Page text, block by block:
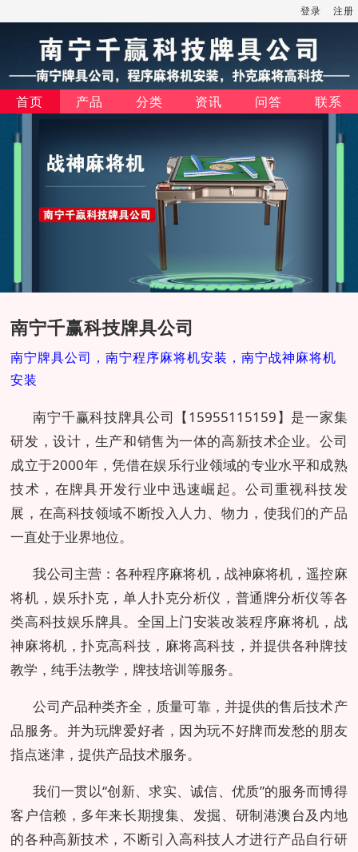
登录 注册
首页 产品 分类 资讯 问答 联系
南宁千赢科技牌具公司
南宁牌具公司，南宁程序麻将机安装，南宁战神麻将机
安装
南宁千赢科技牌具公司【15955115159】是一家集
研发，设计，生产和销售为一体的高新技术企业。公司
成立于2000年，凭借在娱乐行业领域的专业水平和成熟
技术，在牌具开发行业中迅速崛起。公司重视科技发
展，在高科技领域不断投入人力、物力，使我们的产品
一直处于业界地位。
我公司主营：各种程序麻将机，战神麻将机，遥控麻
将机，娱乐扑克，单人扑克分析仪，普通牌分析仪等各
类高科技娱乐牌具。全国上门安装改装程序麻将机，战
神麻将机，扑克高科技，麻将高科技，并提供各种牌技
教学，纯手法教学，牌技培训等服务。
公司产品种类齐全，质量可靠，并提供的售后技术产
品服务。并为玩牌爱好者，因为玩不好牌而发愁的朋友
指点迷津，提供产品技术服务。
我们一贯以“创新、求实、诚信、优质”的服务而博得
客户信赖，多年来长期搜集、发掘、研制港澳台及内地
的各种高新技术，不断引入高科技人才进行产品自行研